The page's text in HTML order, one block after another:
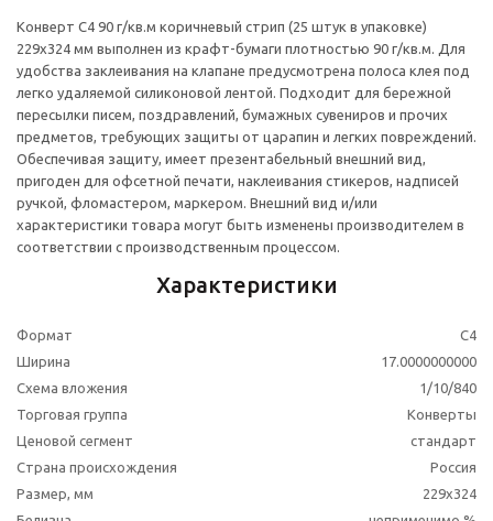
Конверт C4 90 г/кв.м коричневый стрип (25 штук в упаковке)
229x324 мм выполнен из крафт-бумаги плотностью 90 г/кв.м. Для
удобства заклеивания на клапане предусмотрена полоса клея под
легко удаляемой силиконовой лентой. Подходит для бережной
пересылки писем, поздравлений, бумажных сувениров и прочих
предметов, требующих защиты от царапин и легких повреждений.
Обеспечивая защиту, имеет презентабельный внешний вид,
пригоден для офсетной печати, наклеивания стикеров, надписей
ручкой, фломастером, маркером. Внешний вид и/или
характеристики товара могут быть изменены производителем в
соответствии с производственным процессом.
Характеристики
Формат
С4
Ширина
17.0000000000
Схема вложения
1/10/840
Торговая группа
Конверты
Ценовой сегмент
стандарт
Страна происхождения
Россия
Размер, мм
229x324